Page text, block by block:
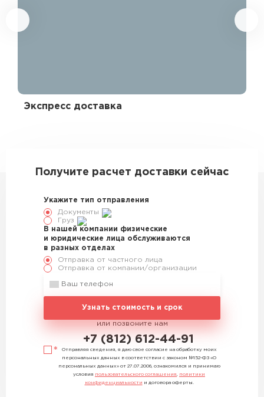
Экспресс доставка
Получите расчет доставки сейчас
Укажите тип отправления
Документы
Груз
В нашей компании физические
и юридические лица обслуживаются
в разных отделах
Отправка от частного лица
Отправка от компании/организации
Узнать стоимость и срок
или позвоните нам
+7 (812) 612-44-91
Отправляя сведения, я даю свое согласие на обработку моих
персональных данных в соответствии с законом №152-ФЗ «О
персональных данных» от 27.07.2006, ознакомился и принимаю
условия пользовательского соглашения
политики
конфиденциальности и договора оферты.